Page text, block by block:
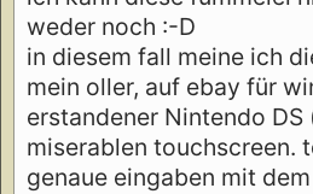
weder noch :-D
in diesem fall meine ich
mein oller, auf ebay für
erstandener Nintendo
miserablen touchscreen.
genaue eingaben mit